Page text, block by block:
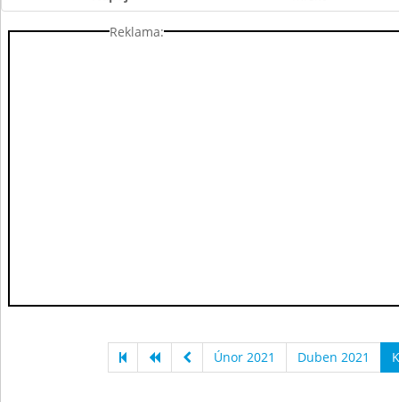
Reklama:
Únor 2021 Duben 2021